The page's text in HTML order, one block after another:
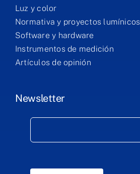
Luz y color
Normativa y proyectos lumínicos
Software y hardware
Instrumentos de medición
Artículos de opinión
Newsletter